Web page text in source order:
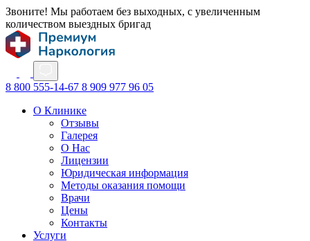
Звоните! Мы работаем без выходных, с увеличенным
количеством выездных бригад
8 800 555-14-67 8 909 977 96 05
О Клинике
Отзывы
Галерея
О Нас
Лицензии
Юридическая информация
Методы оказания помощи
Врачи
Цены
Контакты
Услуги